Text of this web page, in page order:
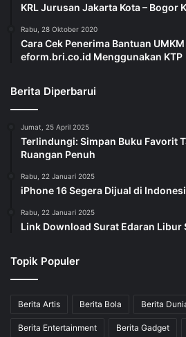
KRL Jurusan Jakarta Kota – Bogor
Rabu, 28 Oktober 2020
Cara Cek Penerima Bantuan
eform.bri.co.id Menggunakan KTP
Berita Diperbarui
Jumat, 25 April 2025
Terlindungi: Simpan Buku Favorit
Ruangan Penuh
Rabu, 22 Januari 2025
iPhone 16 Segera Dijual di
Rabu, 22 Januari 2025
Link Download Surat Edaran Libur
Topik Populer
Berita Artis Berita Bola Berita
Berita Entertainment Berita Gadget